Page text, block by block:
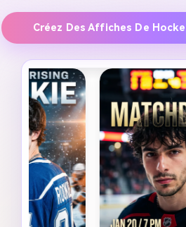
Créez Des Affiches De